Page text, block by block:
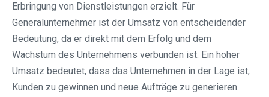
Erbringung von Dienstleistungen erzielt. Für
Generalunternehmer ist der Umsatz von entscheidender
Bedeutung, da er direkt mit dem Erfolg und dem
Wachstum des Unternehmens verbunden ist. Ein hoher
Umsatz bedeutet, dass das Unternehmen in der Lage ist,
Kunden zu gewinnen und neue Aufträge zu generieren.